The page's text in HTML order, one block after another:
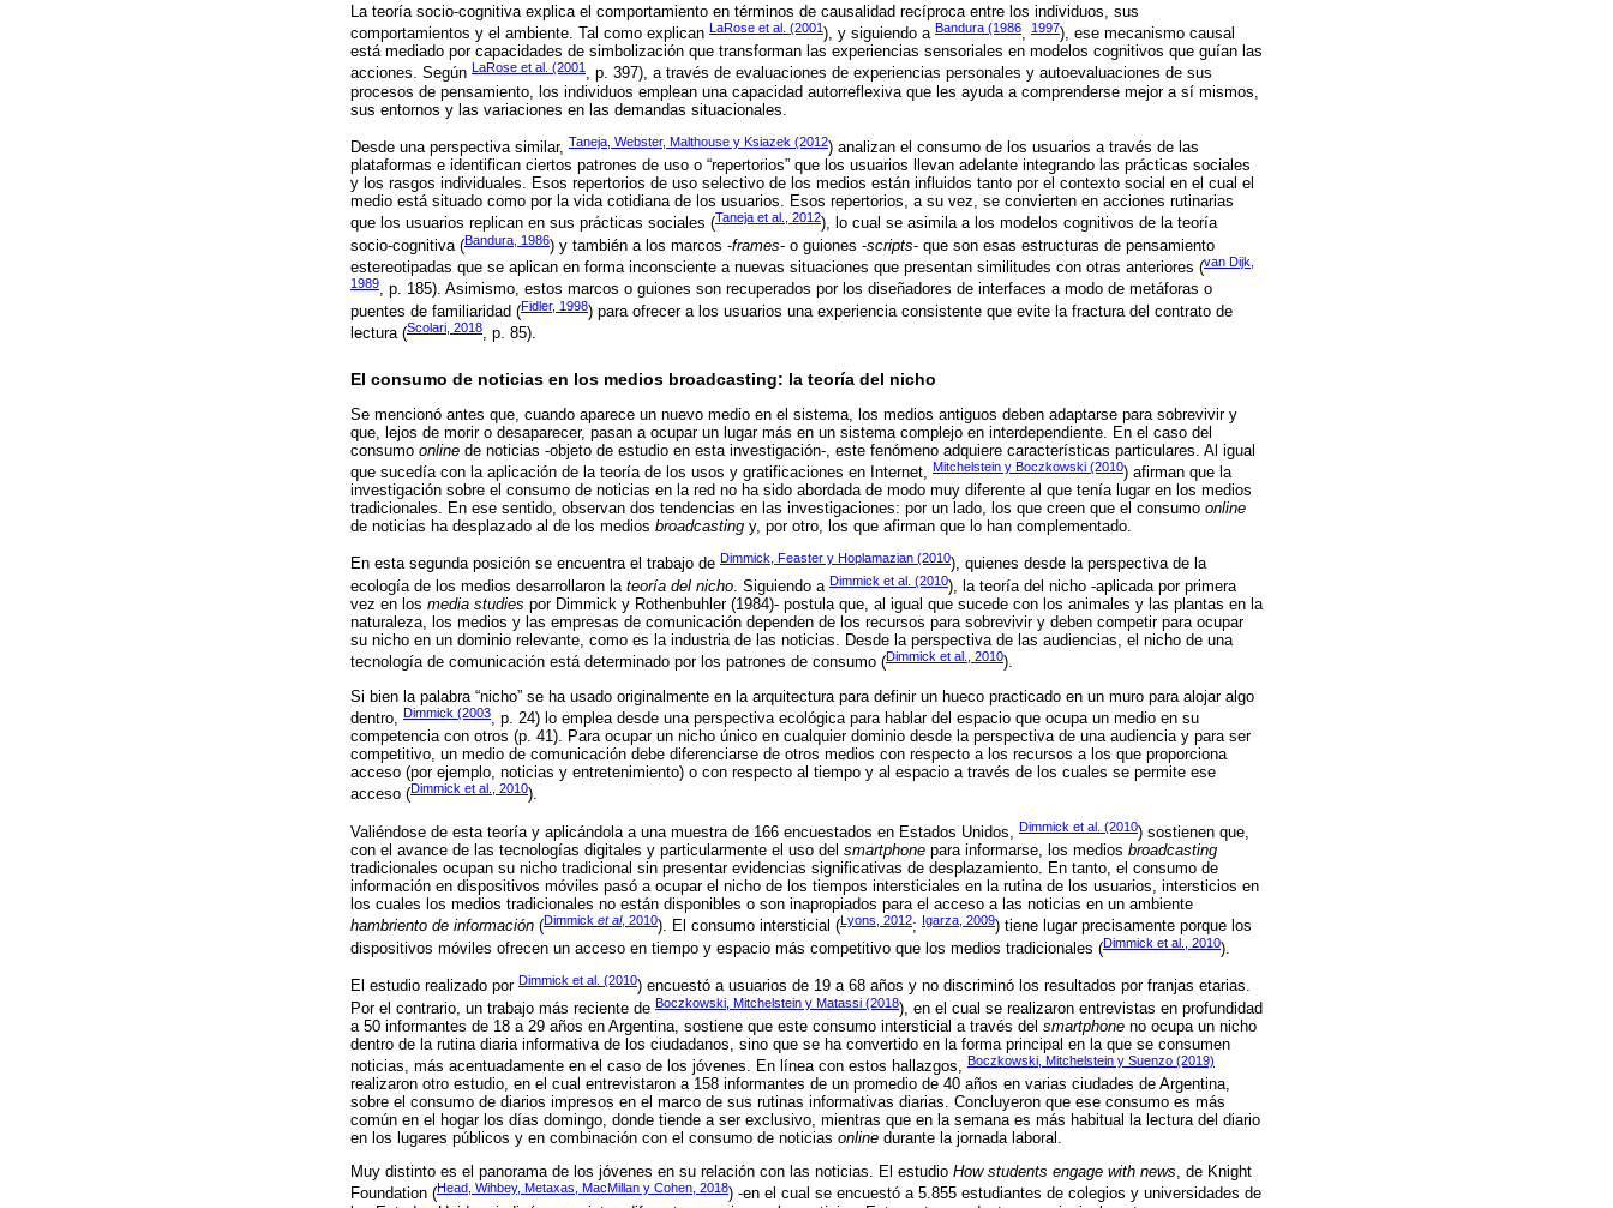
La teoría socio-cognitiva explica el comportamiento en términos de causalidad recíproca entre los individuos, sus
comportamientos y el ambiente. Tal como explican LaRose et al. (2001), y siguiendo a Bandura (1986, 1997), ese mecanismo causal
está mediado por capacidades de simbolización que transforman las experiencias sensoriales en modelos cognitivos que guían las
acciones. Según
LaRose et al. (2001 , p. 397), a través de evaluaciones de experiencias personales y autoevaluaciones de sus
procesos de pensamiento, los individuos emplean una capacidad autorreflexiva que les ayuda a comprenderse mejor a sí mismos,
sus entornos y las variaciones en las demandas situacionales.
Desde una perspectiva similar, Taneja, Webster, Malthouse y Ksiazek (2012) analizan el consumo de los usuarios a través de las
plataformas e identifican ciertos patrones de uso o “repertorios” que los usuarios llevan adelante integrando las prácticas sociales
y los rasgos individuales. Esos repertorios de uso selectivo de los medios están influidos tanto por el contexto social en el cual el
medio está situado como por la vida cotidiana de los usuarios. Esos repertorios, a su vez, se convierten en acciones rutinarias
que los usuarios replican en sus prácticas sociales (Taneja et al., 2012), lo cual se asimila a los modelos cognitivos de la teoría
socio-cognitiva (Bandura, 1986) y también a los marcos -frames- o guiones -scripts- que son esas estructuras de pensamiento
estereotipadas que se aplican en forma inconsciente a nuevas situaciones que presentan similitudes con otras anteriores (van Dijk,
1989, p. 185). Asimismo, estos marcos o guiones son recuperados por los diseñadores de interfaces a modo de metáforas o
puentes de familiaridad (Fidler, 1998) para ofrecer a los usuarios una experiencia consistente que evite la fractura del contrato de
lectura (Scolari, 2018, p. 85).
El consumo de noticias en los medios broadcasting: la teoría del nicho
Se mencionó antes que, cuando aparece un nuevo medio en el sistema, los medios antiguos deben adaptarse para sobrevivir y
que, lejos de morir o desaparecer, pasan a ocupar un lugar más en un sistema complejo en interdependiente. En el caso del
consumo online de noticias -objeto de estudio en esta investigación-, este fenómeno adquiere características particulares. Al igual
que sucedía con la aplicación de la teoría de los usos y gratificaciones en Internet, Mitchelstein y Boczkowski (2010) afirman que la
investigación sobre el consumo de noticias en la red no ha sido abordada de modo muy diferente al que tenía lugar en los medios
tradicionales. En ese sentido, observan dos tendencias en las investigaciones: por un lado, los que creen que el consumo online
de noticias ha desplazado al de los medios broadcasting y, por otro, los que afirman que lo han complementado.
En esta segunda posición se encuentra el trabajo de Dimmick, Feaster y Hoplamazian (2010), quienes desde la perspectiva de la
ecología de los medios desarrollaron la teoría del nicho. Siguiendo a Dimmick et al. (2010), la teoría del nicho -aplicada por primera
vez en los media studies por Dimmick y Rothenbuhler (1984)- postula que, al igual que sucede con los animales y las plantas en la
naturaleza, los medios y las empresas de comunicación dependen de los recursos para sobrevivir y deben competir para ocupar
su nicho en un dominio relevante, como es la industria de las noticias. Desde la perspectiva de las audiencias, el nicho de una
tecnología de comunicación está determinado por los patrones de consumo (Dimmick et al., 2010).
Si bien la palabra “nicho” se ha usado originalmente en la arquitectura para definir un hueco practicado en un muro para alojar algo
dentro, Dimmick (2003, p. 24) lo emplea desde una perspectiva ecológica para hablar del espacio que ocupa un medio en su
competencia con otros (p. 41). Para ocupar un nicho único en cualquier dominio desde la perspectiva de una audiencia y para ser
competitivo, un medio de comunicación debe diferenciarse de otros medios con respecto a los recursos a los que proporciona
acceso (por ejemplo, noticias y entretenimiento) o con respecto al tiempo y al espacio a través de los cuales se permite ese
acceso (Dimmick et al., 2010).
Valiéndose de esta teoría y aplicándola a una muestra de 166 encuestados en Estados Unidos, Dimmick et al. (2010) sostienen que,
con el avance de las tecnologías digitales y particularmente el uso del smartphone para informarse, los medios broadcasting
tradicionales ocupan su nicho tradicional sin presentar evidencias significativas de desplazamiento. En tanto, el consumo de
información en dispositivos móviles pasó a ocupar el nicho de los tiempos intersticiales en la rutina de los usuarios, intersticios en
los cuales los medios tradicionales no están disponibles o son inapropiados para el acceso a las noticias en un ambiente
hambriento de información (Dimmick et al, 2010). El consumo intersticial (Lyons, 2012; Igarza, 2009) tiene lugar precisamente porque los
dispositivos móviles ofrecen un acceso en tiempo y espacio más competitivo que los medios tradicionales (Dimmick et al., 2010).
El estudio realizado por Dimmick et al. (2010) encuestó a usuarios de 19 a 68 años y no discriminó los resultados por franjas etarias.
Por el contrario, un trabajo más reciente de Boczkowski, Mitchelstein y Matassi (2018), en el cual se realizaron entrevistas en profundidad
a 50 informantes de 18 a 29 años en Argentina, sostiene que este consumo intersticial a través del smartphone no ocupa un nicho
dentro de la rutina diaria informativa de los ciudadanos, sino que se ha convertido en la forma principal en la que se consumen
noticias, más acentuadamente en el caso de los jóvenes. En línea con estos hallazgos, Boczkowski, Mitchelstein y Suenzo (2019)
realizaron otro estudio, en el cual entrevistaron a 158 informantes de un promedio de 40 años en varias ciudades de Argentina,
sobre el consumo de diarios impresos en el marco de sus rutinas informativas diarias. Concluyeron que ese consumo es más
común en el hogar los días domingo, donde tiende a ser exclusivo, mientras que en la semana es más habitual la lectura del diario
en los lugares públicos y en combinación con el consumo de noticias online durante la jornada laboral.
Muy distinto es el panorama de los jóvenes en su relación con las noticias. El estudio How students engage with news, de Knight
Foundation (Head, Wihbey, Metaxas, MacMillan y Cohen, 2018) -en el cual se encuestó a 5.855 estudiantes de colegios y universidades de